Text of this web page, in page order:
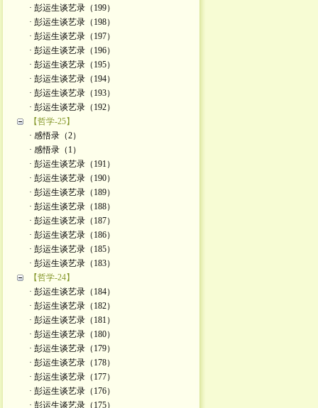
· 彭运生谈艺录（199）
· 彭运生谈艺录（198）
· 彭运生谈艺录（197）
· 彭运生谈艺录（196）
· 彭运生谈艺录（195）
· 彭运生谈艺录（194）
· 彭运生谈艺录（193）
· 彭运生谈艺录（192）
【哲学-25】
· 感悟录（2）
· 感悟录（1）
· 彭运生谈艺录（191）
· 彭运生谈艺录（190）
· 彭运生谈艺录（189）
· 彭运生谈艺录（188）
· 彭运生谈艺录（187）
· 彭运生谈艺录（186）
· 彭运生谈艺录（185）
· 彭运生谈艺录（183）
【哲学-24】
· 彭运生谈艺录（184）
· 彭运生谈艺录（182）
· 彭运生谈艺录（181）
· 彭运生谈艺录（180）
· 彭运生谈艺录（179）
· 彭运生谈艺录（178）
· 彭运生谈艺录（177）
· 彭运生谈艺录（176）
· 彭运生谈艺录（175）